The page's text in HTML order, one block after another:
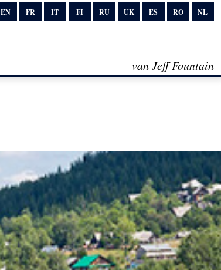
EN FR IT FI RU UK ES RO NL
van Jeff Fountain